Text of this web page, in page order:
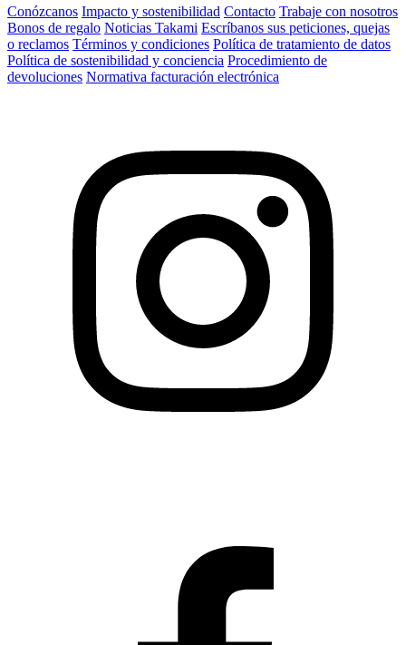
Conózcanos Impacto y sostenibilidad Contacto Trabaje con nosotros
Bonos de regalo Noticias Takami Escríbanos sus peticiones, quejas
o reclamos Términos y condiciones Política de tratamiento de datos
Política de sostenibilidad y conciencia Procedimiento de
devoluciones Normativa facturación electrónica